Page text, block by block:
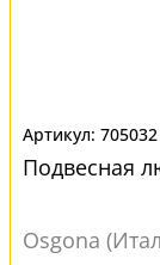
705032
Подвесная
Osgona